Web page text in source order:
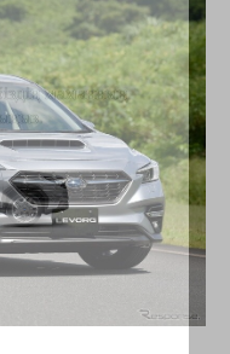
маманның